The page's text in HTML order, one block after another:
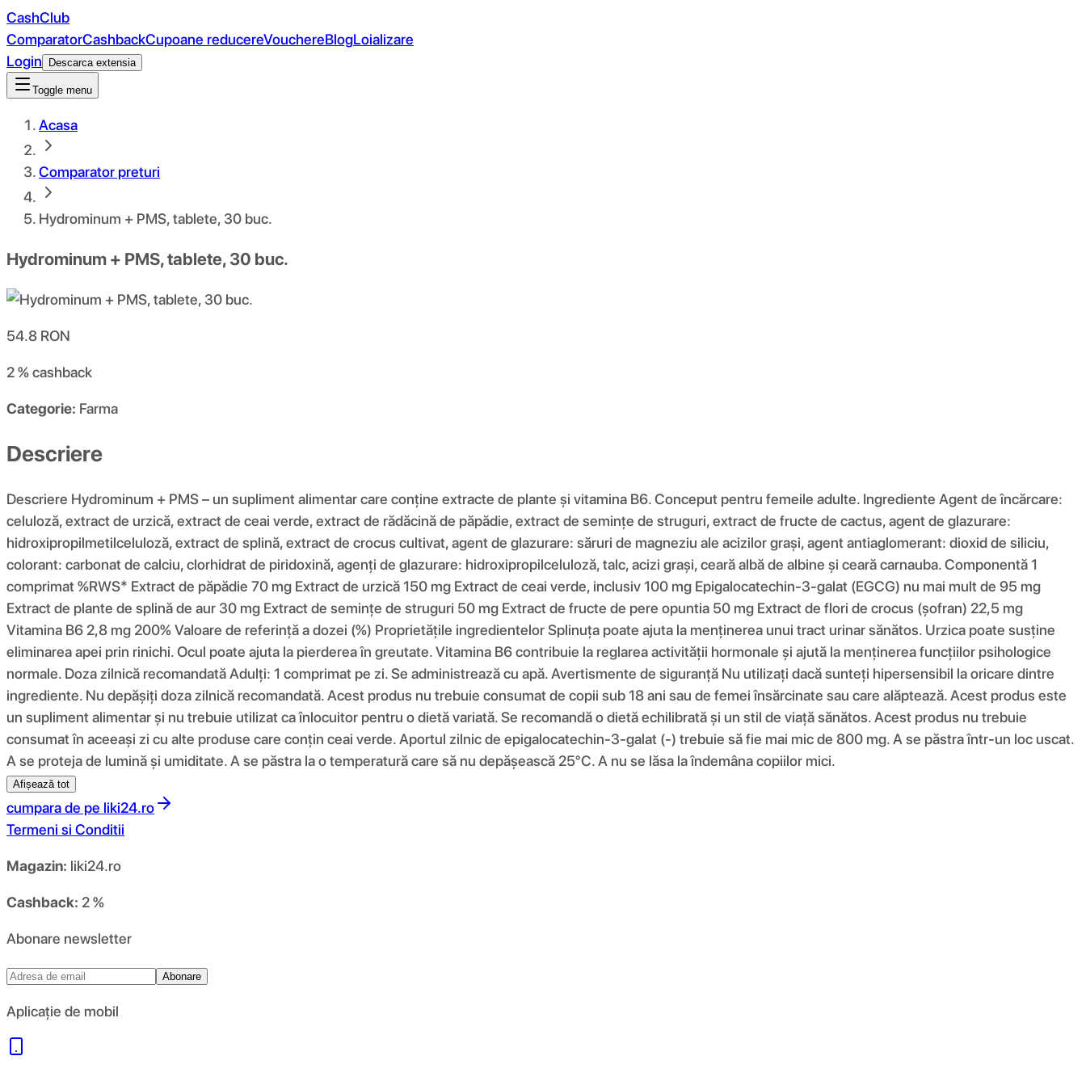
CashClub
ComparatorCashbackCupoane reducereVouchereBlogLoializare
Login
Descarca extensia
Toggle menu
Acasa
Comparator preturi
Hydrominum + PMS, tablete, 30 buc.
Hydrominum + PMS, tablete, 30 buc.
54.8 RON
2 %cashback
Categorie: Farma
Descriere
Descriere Hydrominum + PMS – un supliment alimentar care conține extracte de plante și vitamina B6. Conceput pentru femeile adulte. Ingrediente Agent de încărcare:
celuloză, extract de urzică, extract de ceai verde, extract de rădăcină de păpădie, extract de semințe de struguri, extract de fructe de cactus, agent de glazurare:
hidroxipropilmetilceluloză, extract de splină, extract de crocus cultivat, agent de glazurare: săruri de magneziu ale acizilor grași, agent antiaglomerant: dioxid de siliciu,
colorant: carbonat de calciu, clorhidrat de piridoxină, agenți de glazurare: hidroxipropilceluloză, talc, acizi grași, ceară albă de albine și ceară carnauba. Componentă 1
comprimat %RWS* Extract de păpădie 70 mg Extract de urzică 150 mg Extract de ceai verde, inclusiv 100 mg Epigalocatechin-3-galat (EGCG) nu mai mult de 95 mg
Extract de plante de splină de aur 30 mg Extract de semințe de struguri 50 mg Extract de fructe de pere opuntia 50 mg Extract de flori de crocus (șofran) 22,5 mg
Vitamina B6 2,8 mg 200% Valoare de referință a dozei (%) Proprietățile ingredientelor Splinuța poate ajuta la menținerea unui tract urinar sănătos. Urzica poate susține
eliminarea apei prin rinichi. Ocul poate ajuta la pierderea în greutate. Vitamina B6 contribuie la reglarea activității hormonale și ajută la menținerea funcțiilor psihologice
normale. Doza zilnică recomandată Adulți: 1 comprimat pe zi. Se administrează cu apă. Avertismente de siguranță Nu utilizați dacă sunteți hipersensibil la oricare dintre
ingrediente. Nu depășiți doza zilnică recomandată. Acest produs nu trebuie consumat de copii sub 18 ani sau de femei însărcinate sau care alăptează. Acest produs este
un supliment alimentar și nu trebuie utilizat ca înlocuitor pentru o dietă variată. Se recomandă o dietă echilibrată și un stil de viață sănătos. Acest produs nu trebuie
consumat în aceeași zi cu alte produse care conțin ceai verde. Aportul zilnic de epigalocatechin-3-galat (-) trebuie să fie mai mic de 800 mg. A se păstra într-un loc uscat.
A se proteja de lumină și umiditate. A se păstra la o temperatură care să nu depășească 25°C. A nu se lăsa la îndemâna copiilor mici.
Afișează tot
cumpara de pe liki24.ro
Termeni si Conditii
Magazin: liki24.ro
Cashback: 2 %
Abonare newsletter
Abonare
Aplicație de mobil